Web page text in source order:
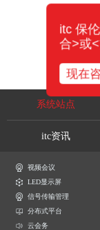
系统站点
itc资讯
视频会议
LED显示屏
信号传输管理
分布式平台
云会务
itc 保
合>或
现在